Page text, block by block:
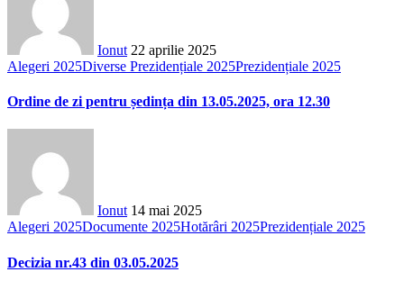
Ionut 22 aprilie 2025
Alegeri 2025Diverse Prezidențiale 2025Prezidențiale 2025
Ordine de zi pentru ședința din 13.05.2025, ora 12.30
Ionut 14 mai 2025
Alegeri 2025Documente 2025Hotărâri 2025Prezidențiale 2025
Decizia nr.43 din 03.05.2025